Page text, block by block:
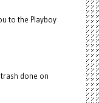
to the Playboy
done on